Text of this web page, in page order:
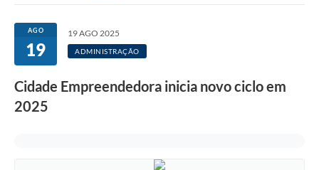
Secretarias
Leis e Decretos
Cultura
Nossa Cidade
AGO
19
19 AGO 2025
ADMINISTRAÇÃO
Cidade Empreendedora inicia novo ciclo em
2025